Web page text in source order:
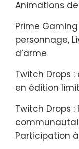
Animations
Prime
personnage,
d’arme
Twitch Drops
en édition
Twitch Drops
Participation